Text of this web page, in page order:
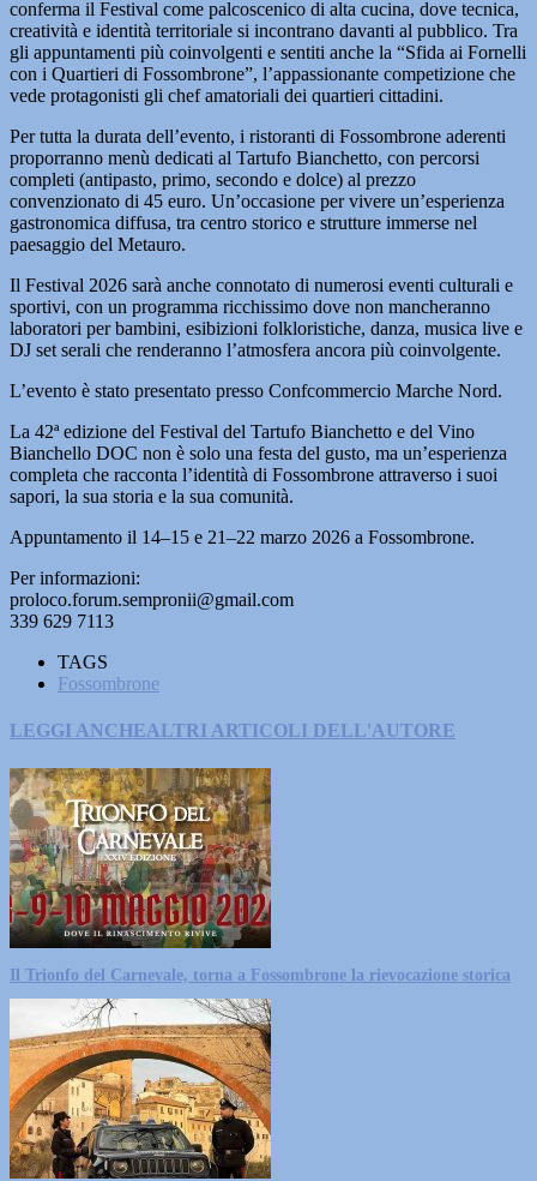
conferma il Festival come palcoscenico di alta cucina, dove tecnica,
creatività e identità territoriale si incontrano davanti al pubblico. Tra
gli appuntamenti più coinvolgenti e sentiti anche la “Sfida ai Fornelli
con i Quartieri di Fossombrone”, l’appassionante competizione che
vede protagonisti gli chef amatoriali dei quartieri cittadini.
Per tutta la durata dell’evento, i ristoranti di Fossombrone aderenti
proporranno menù dedicati al Tartufo Bianchetto, con percorsi
completi (antipasto, primo, secondo e dolce) al prezzo
convenzionato di 45 euro. Un’occasione per vivere un’esperienza
gastronomica diffusa, tra centro storico e strutture immerse nel
paesaggio del Metauro.
Il Festival 2026 sarà anche connotato di numerosi eventi culturali e
sportivi, con un programma ricchissimo dove non mancheranno
laboratori per bambini, esibizioni folkloristiche, danza, musica live e
DJ set serali che renderanno l’atmosfera ancora più coinvolgente.
L’evento è stato presentato presso Confcommercio Marche Nord.
La 42ª edizione del Festival del Tartufo Bianchetto e del Vino
Bianchello DOC non è solo una festa del gusto, ma un’esperienza
completa che racconta l’identità di Fossombrone attraverso i suoi
sapori, la sua storia e la sua comunità.
Appuntamento il 14–15 e 21–22 marzo 2026 a Fossombrone.
Per informazioni:
proloco.forum.sempronii@gmail.com
339 629 7113
TAGS
Fossombrone
LEGGI ANCHEALTRI ARTICOLI DELL'AUTORE
Il Trionfo del Carnevale, torna a Fossombrone la rievocazione storica